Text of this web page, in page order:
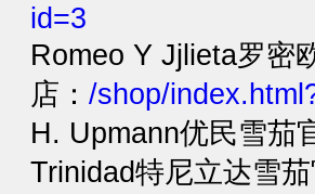
id=3
Romeo Y Jjlieta罗密
店： /shop/
H. Upmann优民雪茄
Trinidad特尼立达雪